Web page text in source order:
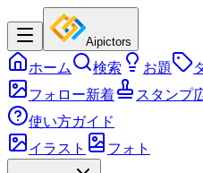
Aipictors
ホーム 検索 お題
フォロー新着
スタンプ
使い方ガイド
イラスト
フォト